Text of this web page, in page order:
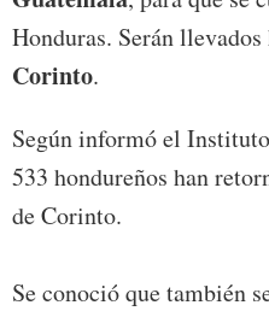
Honduras. Serán llevados
Corinto.
Según informó el
533 hondureños han
de Corinto.
Se conoció que también